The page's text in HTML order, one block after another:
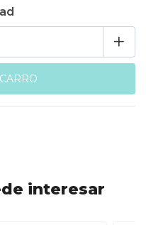
+
interesar